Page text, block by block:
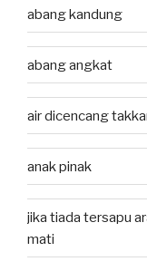
abang kandung
abang angkat
air dicencang
anak pinak
jika tiada tersapu
mati